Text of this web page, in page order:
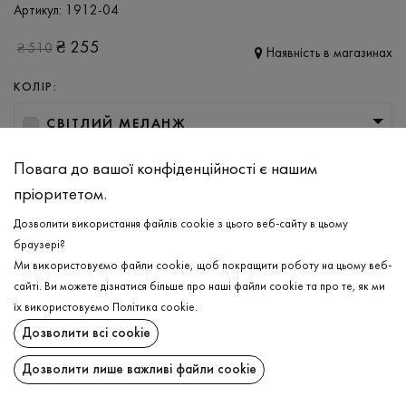
Артикул: 1912-04
₴510 ₴ 255 Наявність в магазинах
КОЛІР:
СВІТЛИЙ МЕЛАНЖ
РОЗМІР
S M L
ДОДАТИ ДО КОШИКА
ОБЕРІТЬ РОЗМІР
Футболка
ДОДАТИ ДО КОШИКА
ОПИС
Повага до вашої конфіденційності є нашим
пріоритетом.
Дозволити використання файлів cookie з цього веб-сайту в цьому
браузері?
Ми використовуємо файли cookie, щоб покращити роботу на цьому веб-
сайті. Ви можете дізнатися більше про наші файли cookie та про те, як ми
їх використовуємо
Політика cookie.
Дозволити всі cookie
Дозволити лише важливі файли cookie